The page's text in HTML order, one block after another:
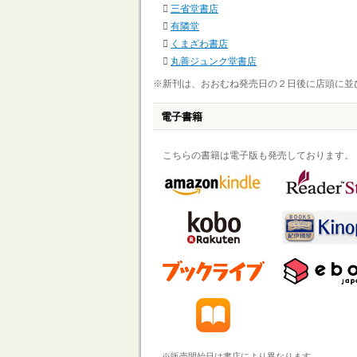
三省堂書店
有隣堂
くまざわ書店
丸善ジュンク堂書店
※新刊は、おおむね発売日の２日後に店頭に並
電子書籍
こちらの書籍は電子版も発売しております。